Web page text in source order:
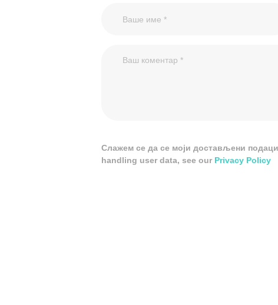
Слажем се да се моји достављени
handling user data, see our Privacy Policy